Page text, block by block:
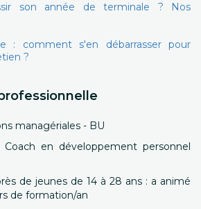
son année de terminale ? Nos
: comment s'en débarrasser pour
?
managériales - BU
en développement personnel
de jeunes de 14 à 28 ans : a animé
de formation/an